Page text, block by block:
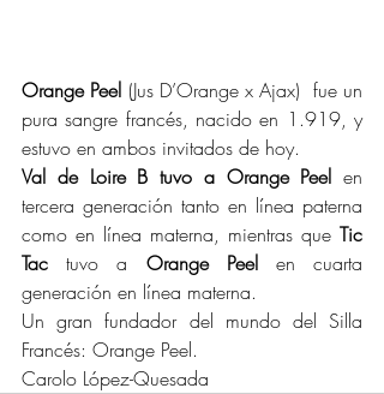
Orange Peel (Jus D’Orange x Ajax)  fue un
pura sangre francés, nacido en 1.919, y
estuvo en ambos invitados de hoy.
Val de Loire B tuvo a Orange Peel en
tercera generación tanto en línea paterna
como en línea materna, mientras que Tic
Tac tuvo a Orange Peel en cuarta
generación en línea materna.
Un gran fundador del mundo del Silla
Francés: Orange Peel.
Carolo López-Quesada